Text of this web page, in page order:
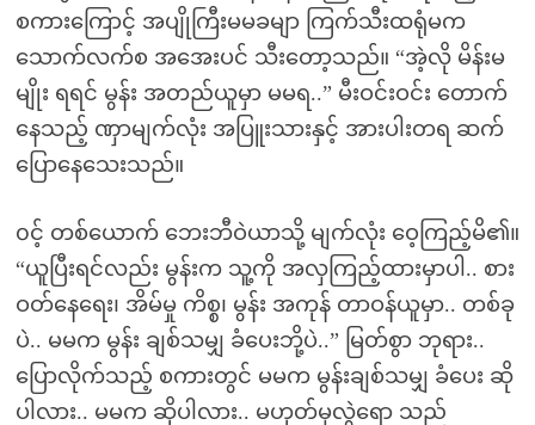
စကားကြောင့် အပျိုကြီးမမခမျာ ကြက်သီးထရုံမက
သောက်လက်စ အအေးပင် သီးတော့သည်။ “အဲ့လို မိန်းမ
မျိုး ရရင် မွန်း အတည်ယူမှာ မမရ..” မီးဝင်းဝင်း တောက်
နေသည့် ဏှာမျက်လုံး အပြူးသားနှင့် အားပါးတရ ဆက်
ပြောနေသေးသည်။
၀င့် တစ်ယောက် ဘေးဘီဝဲယာသို့ မျက်လုံး ဝေ့ကြည့်မိ၏။
“ယူပြီးရင်လည်း မွန်းက သူ့ကို အလှကြည့်ထားမှာပါ.. စား
ဝတ်နေရေး၊ အိမ်မှု ကိစ္စ၊ မွန်း အကုန် တာဝန်ယူမှာ.. တစ်ခု
ပဲ.. မမက မွန်း ချစ်သမျှ ခံပေးဘို့ပဲ..” မြတ်စွာ ဘုရား..
ပြောလိုက်သည့် စကားတွင် မမက မွန်းချစ်သမျှ ခံပေး ဆို
ပါလား.. မမက ဆိုပါလား.. မဟုတ်မှလွဲရော သည်